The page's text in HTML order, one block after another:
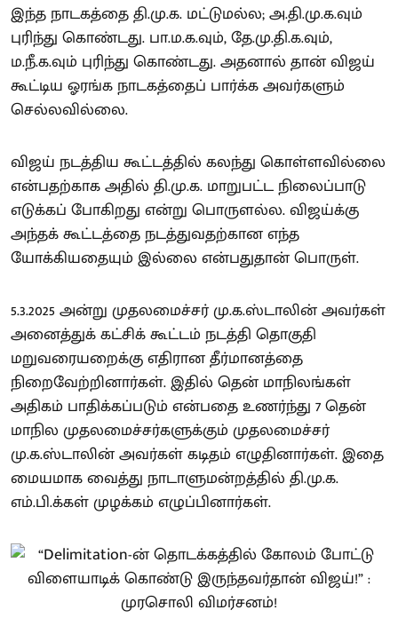
இந்த நாடகத்தை தி.மு.க. மட்டுமல்ல; அ.தி.மு.க.வும்
புரிந்து கொண்டது. பா.ம.க.வும், தே.மு.தி.க.வும்,
ம.நீ.க.வும் புரிந்து கொண்டது. அதனால் தான் விஜய்
கூட்டிய ஓரங்க நாடகத்தைப் பார்க்க அவர்களும்
செல்லவில்லை.
விஜய் நடத்திய கூட்டத்தில் கலந்து கொள்ளவில்லை
என்பதற்காக அதில் தி.மு.க. மாறுபட்ட நிலைப்பாடு
எடுக்கப் போகிறது என்று பொருளல்ல. விஜய்க்கு
அந்தக் கூட்டத்தை நடத்துவதற்கான எந்த
யோக்கியதையும் இல்லை என்பதுதான் பொருள்.
5.3.2025 அன்று முதலமைச்சர் மு.க.ஸ்டாலின் அவர்கள்
அனைத்துக் கட்சிக் கூட்டம் நடத்தி தொகுதி
மறுவரையறைக்கு எதிரான தீர்மானத்தை
நிறைவேற்றினார்கள். இதில் தென் மாநிலங்கள்
அதிகம் பாதிக்கப்படும் என்பதை உணர்ந்து 7 தென்
மாநில முதலமைச்சர்களுக்கும் முதலமைச்சர்
மு.க.ஸ்டாலின் அவர்கள் கடிதம் எழுதினார்கள். இதை
மையமாக வைத்து நாடாளுமன்றத்தில் தி.மு.க.
எம்.பி.க்கள் முழக்கம் எழுப்பினார்கள்.